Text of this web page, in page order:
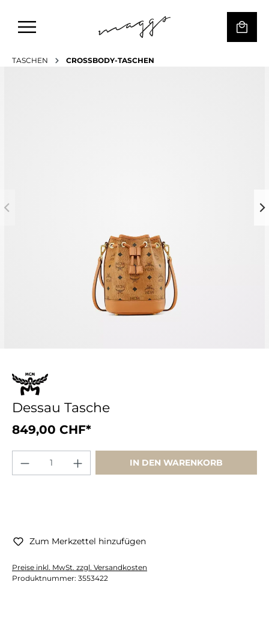
TASCHEN CROSSBODY-TASCHEN
Dessau Tasche
849,00 CHF*
IN DEN WARENKORB
Zum Merkzettel hinzufügen
Preise inkl. MwSt. zzgl. Versandkosten
Produktnummer: 3553422